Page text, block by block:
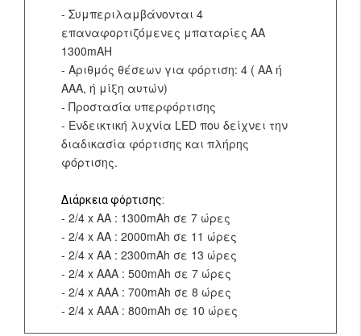
- Συμπεριλαμβάνονται 4
επαναφορτιζόμενες μπαταρίες ΑΑ
1300mAH
- Αριθμός θέσεων για φόρτιση: 4 ( ΑΑ ή
ΑΑΑ, ή μίξη αυτών)
- Προστασία υπερφόρτισης
- Ενδεικτική λυχνία LED που δείχνει την
διαδικασία φόρτισης και πλήρης
φόρτισης.
Διάρκεια φόρτισης:
- 2/4 x AA : 1300mAh σε 7 ώρες
- 2/4 x AA : 2000mAh σε 11 ώρες
- 2/4 x AA : 2300mAh σε 13 ώρες
- 2/4 x AΑA : 500mAh σε 7 ώρες
- 2/4 x AΑA : 700mAh σε 8 ώρες
- 2/4 x AΑA : 800mAh σε 10 ώρες